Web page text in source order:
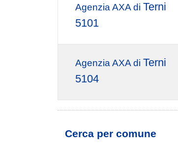
Agenzia AXA di Terni
5101
Agenzia AXA di Terni
5104
Cerca per comune